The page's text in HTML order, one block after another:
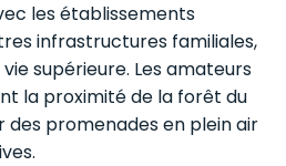
les établissements
infrastructures familiales,
supérieure. Les amateurs
la proximité de la forêt du
des promenades en plein air